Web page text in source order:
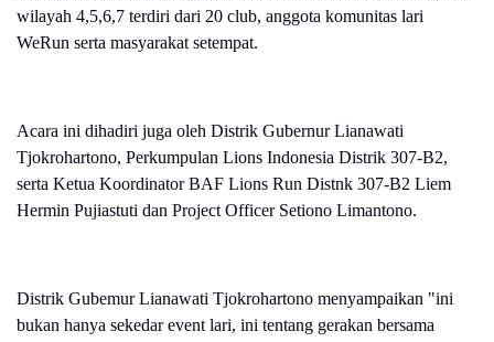
wilayah 4,5,6,7 terdiri dari 20 club, anggota komunitas lari
WeRun serta masyarakat setempat.
Acara ini dihadiri juga oleh Distrik Gubernur Lianawati
Tjokrohartono, Perkumpulan Lions Indonesia Distrik 307-B2,
serta Ketua Koordinator BAF Lions Run Distnk 307-B2 Liem
Hermin Pujiastuti dan Project Officer Setiono Limantono.
Distrik Gubemur Lianawati Tjokrohartono menyampaikan "ini
bukan hanya sekedar event lari, ini tentang gerakan bersama